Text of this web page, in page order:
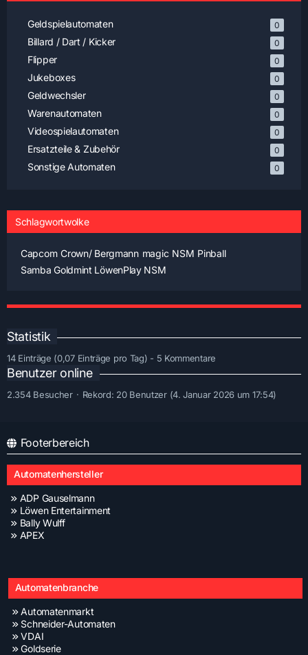
Geldspielautomaten 0
Billard / Dart / Kicker 0
Flipper 0
Jukeboxes 0
Geldwechsler 0
Warenautomaten 0
Videospielautomaten 0
Ersatzteile & Zubehör 0
Sonstige Automaten 0
Schlagwortwolke
Capcom Crown/ Bergmann magic NSM Pinball
Samba Goldmint LöwenPlay NSM
Statistik
14 Einträge (0,07 Einträge pro Tag) - 5 Kommentare
Benutzer online
2.354 Besucher Rekord: 20 Benutzer (4. Januar 2026 um 17:54)
Footerbereich
Automatenhersteller
ADP Gauselmann
Löwen Entertainment
Bally Wulff
APEX
Automatenbranche
Automatenmarkt
Schneider-Automaten
VDAI
Goldserie